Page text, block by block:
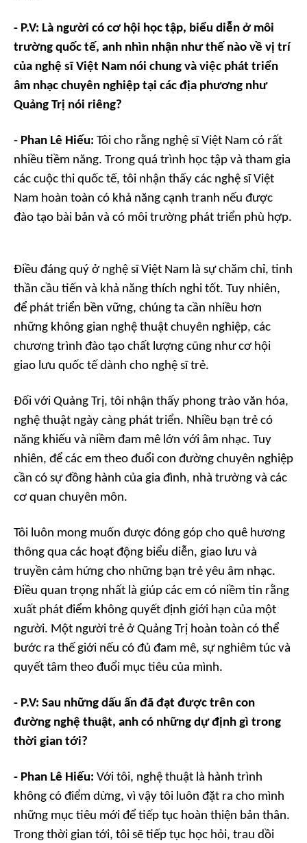
- P.V: Là người có cơ hội học tập, biểu diễn ở môi
trường quốc tế, anh nhìn nhận như thế nào về vị trí
của nghệ sĩ Việt Nam nói chung và việc phát triển
âm nhạc chuyên nghiệp tại các địa phương như
Quảng Trị nói riêng?
- Phan Lê Hiếu: Tôi cho rằng nghệ sĩ Việt Nam có rất
nhiều tiềm năng. Trong quá trình học tập và tham gia
các cuộc thi quốc tế, tôi nhận thấy các nghệ sĩ Việt
Nam hoàn toàn có khả năng cạnh tranh nếu được
đào tạo bài bản và có môi trường phát triển phù hợp.
Điều đáng quý ở nghệ sĩ Việt Nam là sự chăm chỉ, tinh
thần cầu tiến và khả năng thích nghi tốt. Tuy nhiên,
để phát triển bền vững, chúng ta cần nhiều hơn
những không gian nghệ thuật chuyên nghiệp, các
chương trình đào tạo chất lượng cũng như cơ hội
giao lưu quốc tế dành cho nghệ sĩ trẻ.
Đối với Quảng Trị, tôi nhận thấy phong trào văn hóa,
nghệ thuật ngày càng phát triển. Nhiều bạn trẻ có
năng khiếu và niềm đam mê lớn với âm nhạc. Tuy
nhiên, để các em theo đuổi con đường chuyên nghiệp
cần có sự đồng hành của gia đình, nhà trường và các
cơ quan chuyên môn.
Tôi luôn mong muốn được đóng góp cho quê hương
thông qua các hoạt động biểu diễn, giao lưu và
truyền cảm hứng cho những bạn trẻ yêu âm nhạc.
Điều quan trọng nhất là giúp các em có niềm tin rằng
xuất phát điểm không quyết định giới hạn của một
người. Một người trẻ ở Quảng Trị hoàn toàn có thể
bước ra thế giới nếu có đủ đam mê, sự nghiêm túc và
quyết tâm theo đuổi mục tiêu của mình.
- P.V: Sau những dấu ấn đã đạt được trên con
đường nghệ thuật, anh có những dự định gì trong
thời gian tới?
- Phan Lê Hiếu: Với tôi, nghệ thuật là hành trình
không có điểm dừng, vì vậy tôi luôn đặt ra cho mình
những mục tiêu mới để tiếp tục hoàn thiện bản thân.
Trong thời gian tới, tôi sẽ tiếp tục học hỏi, trau dồi